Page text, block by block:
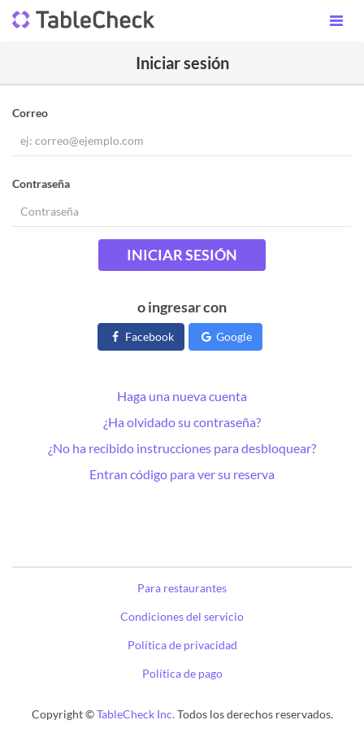
Iniciar sesión
Correo
Contraseña
INICIAR SESIÓN
o ingresar con
Facebook Google
Haga una nueva cuenta
¿Ha olvidado su contraseña?
¿No ha recibido instrucciones para desbloquear?
Entran código para ver su reserva
Para restaurantes
Condiciones del servicio
Política de privacidad
Política de pago
Copyright ©TableCheck Inc.Todos los derechos reservados.